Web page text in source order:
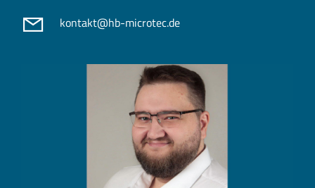
kontakt@hb-microtec.de